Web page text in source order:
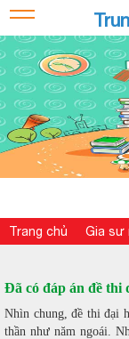
Trang chủ Gia sư
Đã có đáp án đề thi
Nhìn chung, đề thi đại
thần như năm ngoái.